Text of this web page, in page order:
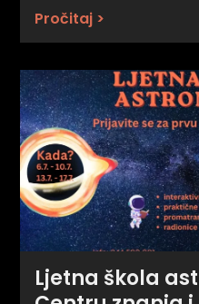
Pročitaj >
Ljetna škola